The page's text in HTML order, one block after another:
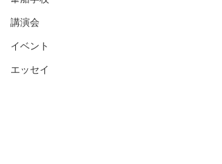
講演会
イベント
エッセイ